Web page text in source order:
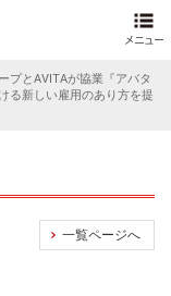
プとAVITAが協業『アバタ
る新しい雇用のあり方を提
一覧ページへ